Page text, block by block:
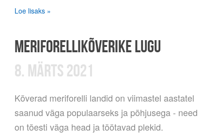
Loe lisaks »
MERIFORELLIKÕVERIKE LUGU
8. MÄRTS 2021
Kõverad meriforelli landid on viimastel aastatel
saanud väga populaarseks ja põhjusega - need
on tõesti väga head ja töötavad plekid.